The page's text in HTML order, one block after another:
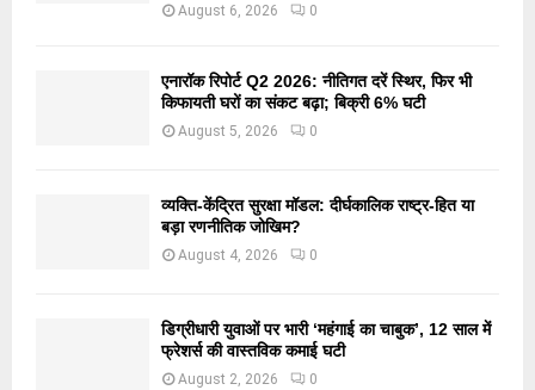
August 6, 2026 0
एनारॉक रिपोर्ट Q2 2026: नीतिगत दरें स्थिर, फिर भी
किफायती घरों का संकट बढ़ा; बिक्री 6% घटी
August 5, 2026 0
व्यक्ति-केंद्रित सुरक्षा मॉडल: दीर्घकालिक राष्ट्र-हित या
बड़ा रणनीतिक जोखिम?
August 4, 2026 0
डिग्रीधारी युवाओं पर भारी ‘महंगाई का चाबुक’, 12 साल में
फ्रेशर्स की वास्तविक कमाई घटी
August 2, 2026 0